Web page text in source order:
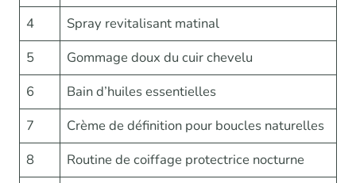
4
Spray revitalisant matinal
5
Gommage doux du cuir chevelu
6
Bain d’huiles essentielles
7
Crème de définition pour boucles naturelles
8
Routine de coiffage protectrice nocturne